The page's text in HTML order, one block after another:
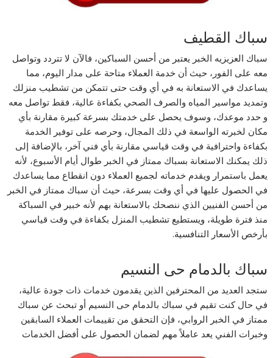
سباك القطيف
سباك العزيزيه الخبر يعتبر من أحسن السباكين، فالآن لا تتردد وتواصل
معه على الفور، حيث أن خدمة العملاء متاحة على مدار اليوم، مما
يساعدك في الاستعانة به في أي وقت حتى تتمكن من تشطيب منزلك
وتمديد مواسير المياه والصرف الصحي بكفاءة عالية، فقط تواصل معه
و حدد موعدك، وسوف يحصل على خدمتك بسرعة كبيرة مقارنة بأي
مكان لخبرته الواسعة في ذلك المجال، وحرصه على توفير الخدمة
بكفاءة واحترافية في وقت قياسي مقارنة بأي فني آخر، بالإضافة إلى
ذلك يمكنك الاستعانة بسباك ممتاز في الخبر طوال أيام الأسبوع، لأنه
يعمل باستمرار ويقدم خدماته لجميع العملاء دون انقطاع مما يساعدك
في الحصول عليها في أي وقت بسرعة، حيث أن سباك ممتاز في الخبر
من أحسن الفنيين الذي ننصحك بالاستعانة بهم لأنه خبير في السباكة
منذ فترة طويلة، ويستطيع تشطيب المنزل بكفاءة في وقت قياسي
بأرخص الأسعار التنافسية.
سباك بالدمام حى النسيم
ستجد العديد من المحترفين الذين يقدمون خدمات ذات جودة عالية،
في حال كنت تقيم في سباك بالدمام حى النسيم أو تبحث عن سباك
ممتاز في الخبر الروابي، فإن التحقق من تقييمات العملاء السابقين
وخبرات الفني يعد عاملاً مهم لضمان الحصول على أفضل الخدمات